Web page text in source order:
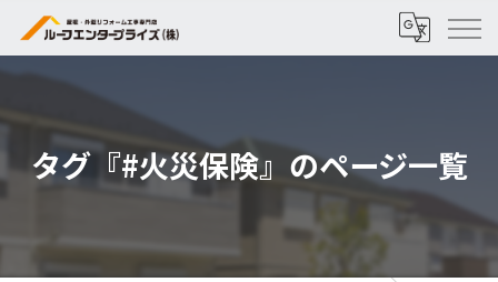
タグ『#火災保険』のページ一覧